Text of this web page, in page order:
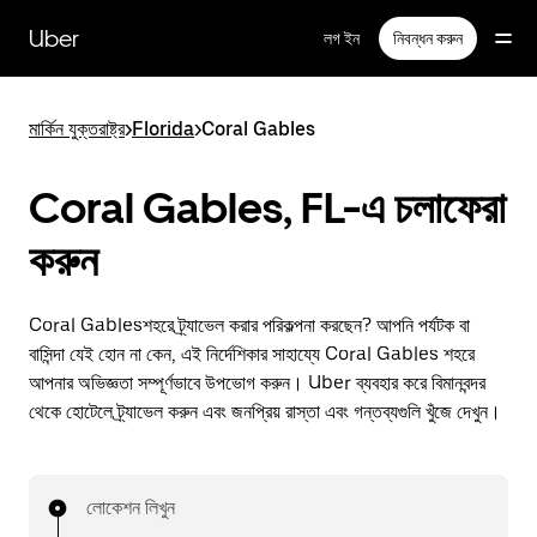
প্রধান
বিষয়সূচিতে
Uber লগ ইন নিবন্ধন করুন
মার্কিন যুক্তরাষ্ট্র>Florida>Coral Gables
Coral Gables, FL-এ চলাফেরা
করুন
Coral Gablesশহরে ট্র্যাভেল করার পরিকল্পনা করছেন? আপনি পর্যটক বা
বাসিন্দা যেই হোন না কেন, এই নির্দেশিকার সাহায্যে Coral Gables শহরে
আপনার অভিজ্ঞতা সম্পূর্ণভাবে উপভোগ করুন। Uber ব্যবহার করে বিমানবন্দর
থেকে হোটেলে ট্র্যাভেল করুন এবং জনপ্রিয় রাস্তা এবং গন্তব্যগুলি খুঁজে দেখুন।
লোকেশন লিখুন